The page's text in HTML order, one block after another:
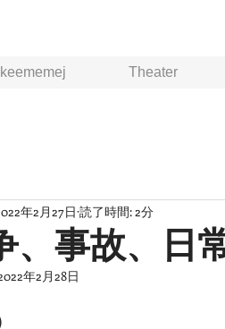
keememej Theater
、事故、日
年2月27日 読了時間: 2分
年2月28日